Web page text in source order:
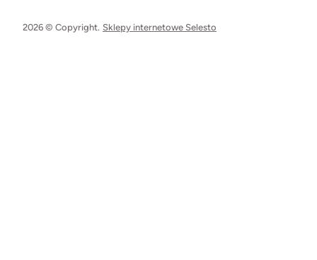
2026 © Copyright. Sklepy internetowe Selesto